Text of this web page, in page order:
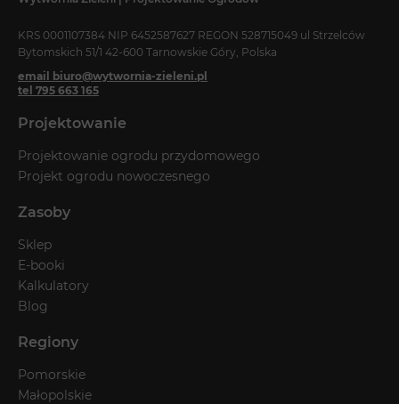
KRS 0001107384 NIP 6452587627 REGON 528715049 ul Strzelców
Bytomskich 51/1 42-600 Tarnowskie Góry, Polska
email biuro@wytwornia-zieleni.pl
tel 795 663 165
Projektowanie
Projektowanie ogrodu przydomowego
Projekt ogrodu nowoczesnego
Zasoby
Sklep
E-booki
Kalkulatory
Blog
Regiony
Pomorskie
Małopolskie